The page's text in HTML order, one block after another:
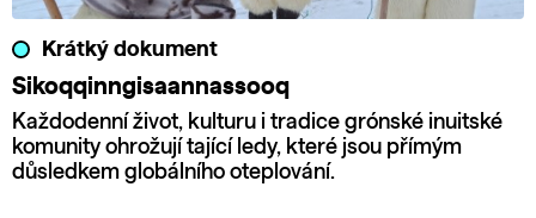
Krátký dokument
Sikoqqinngisaannassooq
Každodenní život, kulturu i tradice grónské inuitské
komunity ohrožují tající ledy, které jsou přímým
důsledkem globálního oteplování.